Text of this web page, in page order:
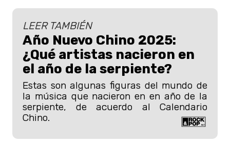
LEER TAMBIÉN
Año Nuevo Chino 2025:
¿Qué artistas nacieron en
el año de la serpiente?
Estas son algunas figuras del mundo de
la música que nacieron en en año de la
serpiente, de acuerdo al Calendario
Chino.